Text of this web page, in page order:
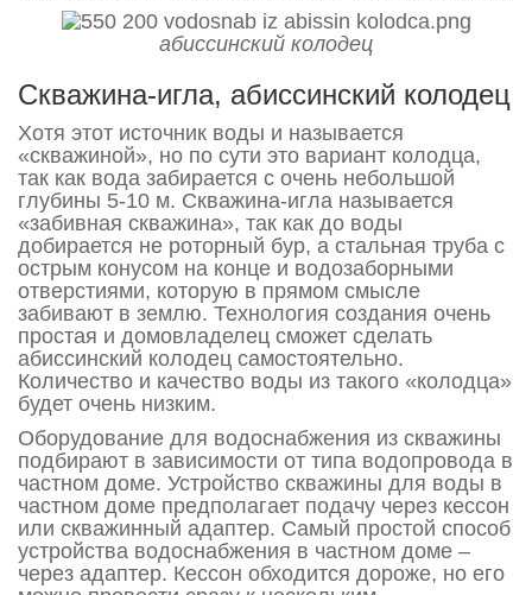
абиссинский колодец
Скважина-игла, абиссинский колодец
Хотя этот источник воды и называется
«скважиной», но по сути это вариант колодца,
так как вода забирается с очень небольшой
глубины 5-10 м. Скважина-игла называется
«забивная скважина», так как до воды
добирается не роторный бур, а стальная труба с
острым конусом на конце и водозаборными
отверстиями, которую в прямом смысле
забивают в землю. Технология создания очень
простая и домовладелец сможет сделать
абиссинский колодец самостоятельно.
Количество и качество воды из такого «колодца»
будет очень низким.
Оборудование для водоснабжения из скважины
подбирают в зависимости от типа водопровода в
частном доме. Устройство скважины для воды в
частном доме предполагает подачу через кессон
или скважинный адаптер. Самый простой способ
устройства водоснабжения в частном доме –
через адаптер. Кессон обходится дороже, но его